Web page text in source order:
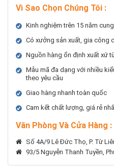
Vì Sao Chọn Chúng Tôi :
Kinh nghiệm trên 15 năm
Có xưởng sản xuất, gia công
Nguồn hàng ổn định xuất xứ
Mẫu mã đa dạng với nhiều
theo yêu cầu
Giao hàng nhanh toàn quốc
Cam kết chất lượng, giá rẻ
Văn Phòng Và Cửa Hàng :
Số 4A/9 Lê Đức Thọ, P. Từ
93/5 Nguyễn Thanh Tuyền,